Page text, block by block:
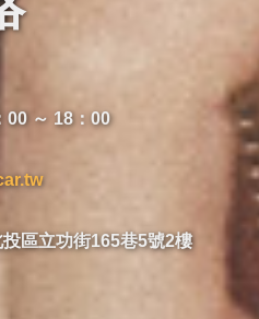
00 ～ 18：00
區立功街165巷5號2樓